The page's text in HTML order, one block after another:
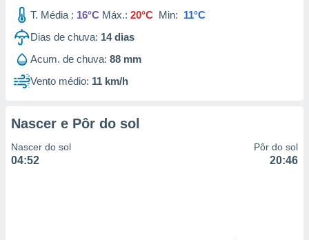
T. Média : 16°C Máx.: 20°C Min: 11°C
Dias de chuva: 14dias
Acum. de chuva: 88 mm
Vento médio: 11 km/h
Nascer e Pôr do sol
Nascer do sol
04:52
Pôr do sol
20:46